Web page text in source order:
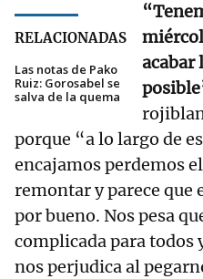
RELACIONADAS
Las notas de Pako
Ruiz: Gorosabel se
salva de la quema
acabar
porque “a lo largo de
encajamos perdemos
remontar y parece que
por bueno. Nos pesa
complicada para todos
nos perjudica al